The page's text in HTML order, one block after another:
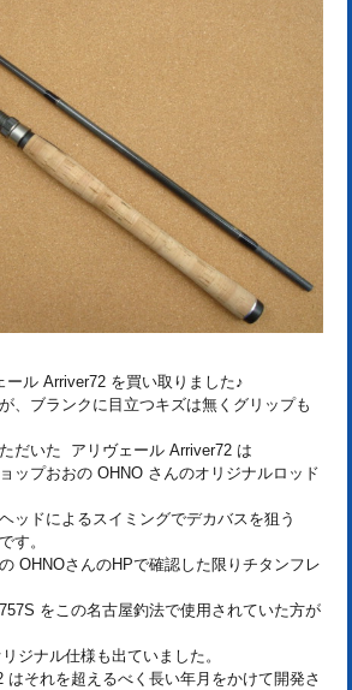
ール Arriver72 を買い取りました♪
、ブランクに目立つキズは無くグリップも
だいた アリヴェール Arriver72 は
ップおおの OHNO さんのオリジナルロッド
ッドによるスイミングでデカバスを狙う
す。
OHNOさんのHPで確認した限りチタンフレ
をこの名古屋釣法で使用されていた方が
ジナル仕様も出ていました。
はそれを超えるべく長い年月をかけて開発さ